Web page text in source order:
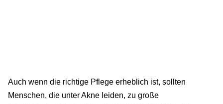
Auch wenn die richtige Pflege erheblich ist, sollten
Menschen, die unter Akne leiden, zu große